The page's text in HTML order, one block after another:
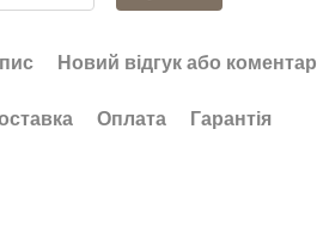
Новий відгук або коментар
Оплата Гарантія